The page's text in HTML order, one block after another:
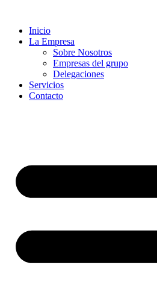
Inicio
La Empresa
Sobre Nosotros
Empresas del grupo
Delegaciones
Servicios
Contacto